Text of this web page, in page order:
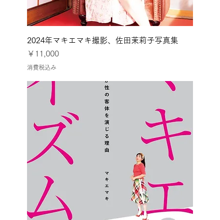
2024年マキエマキ撮影、佐田茉莉子写真集
価格
￥11,000
消費税込み